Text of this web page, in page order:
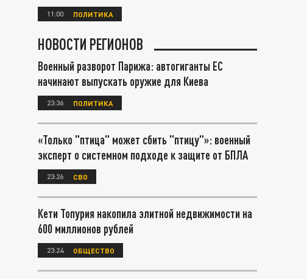
11:00 ПОЛИТИКА
НОВОСТИ РЕГИОНОВ
Военный разворот Парижа: автогиганты ЕС
начинают выпускать оружие для Киева
23:36 ПОЛИТИКА
«Только "птица" может сбить "птицу"»: военный
эксперт о системном подходе к защите от БПЛА
23:26 СВО
Кети Топурия накопила элитной недвижимости на
600 миллионов рублей
23:24 ОБЩЕСТВО